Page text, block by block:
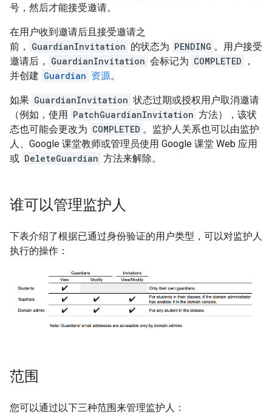
号，然后才能接受邀请。
在用户收到邀请后且接受邀请之
前，
GuardianInvitation 的状态为 PENDING 。用户接受
邀请后，
GuardianInvitation 会标记为 COMPLETED
，
并创建 Guardian 资源。
如果 GuardianInvitation 状态过期或授权用户取消邀请
（例如，使用 PatchGuardianInvitation 方法），该状
态也可能会更改为 COMPLETED 。监护人关系也可以由监护
人、Google 课堂教师或管理员使用 Google 课堂 Web 应用
或 DeleteGuardian 方法来解除。
谁可以管理监护人
下表介绍了根据已通过身份验证的用户类型，可以对监护人
执行的操作：
范围
您可以通过以下三种范围来管理监护人：